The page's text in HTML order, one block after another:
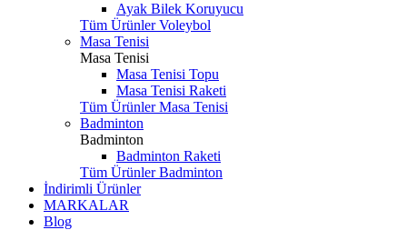
Ayak Bilek Koruyucu
Tüm Ürünler Voleybol
Masa Tenisi
Masa Tenisi
Masa Tenisi Topu
Masa Tenisi Raketi
Tüm Ürünler Masa Tenisi
Badminton
Badminton
Badminton Raketi
Tüm Ürünler Badminton
İndirimli Ürünler
MARKALAR
Blog